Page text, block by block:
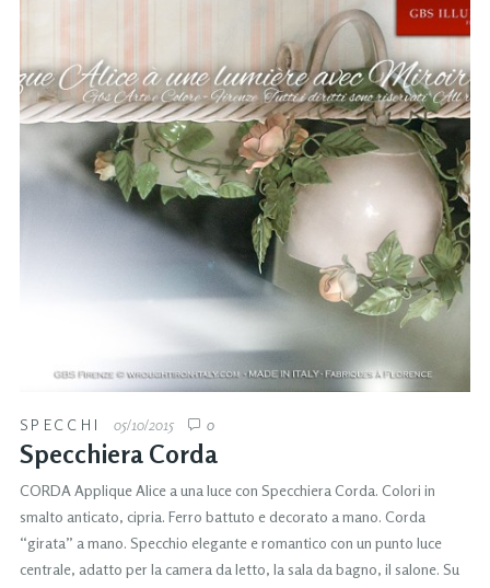
SPECCHI 05/10/2015 0
Specchiera Corda
CORDA Applique Alice a una luce con Specchiera Corda. Colori in
smalto anticato, cipria. Ferro battuto e decorato a mano. Corda
“girata” a mano. Specchio elegante e romantico con un punto luce
centrale, adatto per la camera da letto, la sala da bagno, il salone. Su